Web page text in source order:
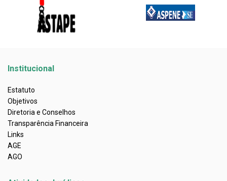
Institucional
Estatuto
Objetivos
Diretoria e Conselhos
Transparência Financeira
Links
AGE
AGO